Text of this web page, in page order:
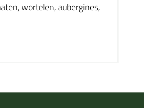
wortelen, aubergines,